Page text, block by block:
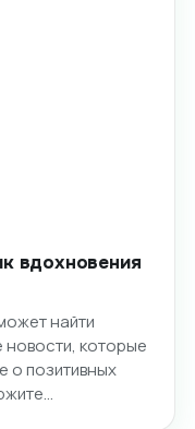
вдохновения
найти
новости, которые
о позитивных